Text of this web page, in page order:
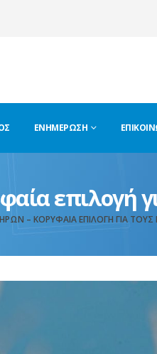
ΕΝΗΜΈΡΩΣΗ
επιλογή
– ΚΟΡΥΦΑΊΑ ΕΠΙΛΟΓΉ ΓΙΑ ΤΟΥΣ